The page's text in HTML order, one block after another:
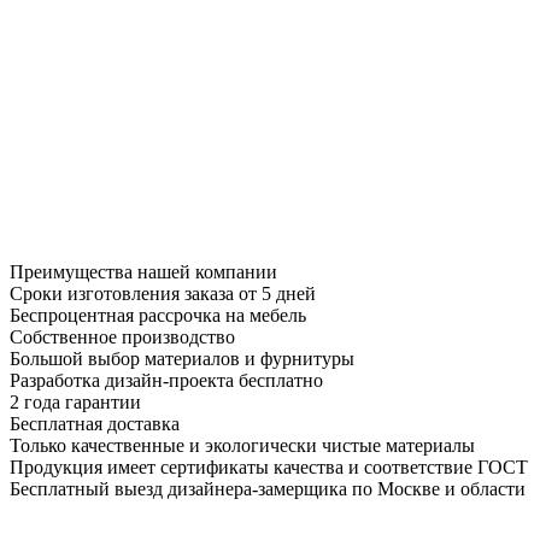
Преимущества нашей компании
Сроки изготовления заказа от 5 дней
Беспроцентная рассрочка на мебель
Собственное производство
Большой выбор материалов и фурнитуры
Разработка дизайн-проекта бесплатно
2 года гарантии
Бесплатная доставка
Только качественные и экологически чистые материалы
Продукция имеет сертификаты качества и соответствие ГОСТ
Бесплатный выезд дизайнера-замерщика по Москве и области